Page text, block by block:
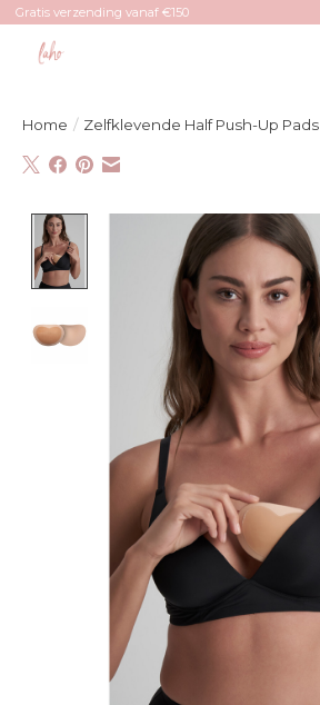
Gratis verzending vanaf €150
Home / Zelfklevende Half Push-Up Pads
Product image slideshow